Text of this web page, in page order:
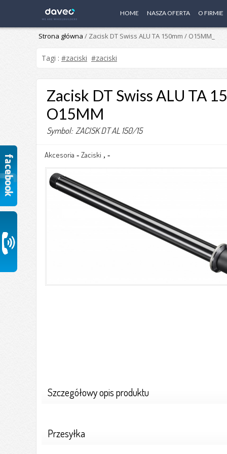
HOME NASZA OFERTA O FIRMIE
Strona główna / Zacisk DT Swiss ALU TA 150mm / O15MM_
Tagi : #zaciski #zaciski
Zacisk DT Swiss ALU TA
O15MM
Symbol: ZACISK DT AL 150/15
Akcesoria - Zaciski , -
Szczegółowy opis produktu
Przesyłka